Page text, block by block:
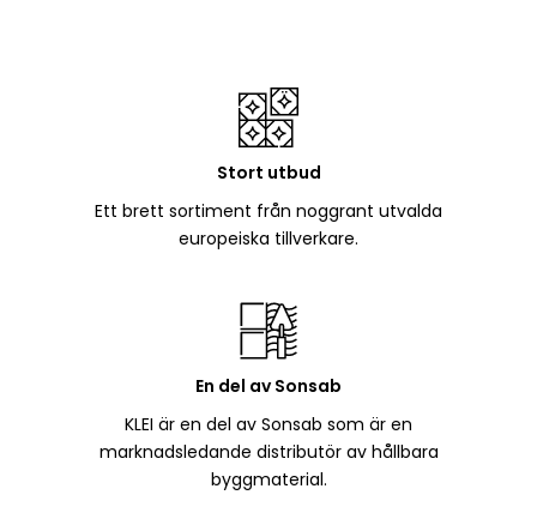
Stort utbud
Ett brett sortiment från noggrant utvalda
europeiska tillverkare.
En del av Sonsab
KLEI är en del av Sonsab som är en
marknadsledande distributör av hållbara
byggmaterial.